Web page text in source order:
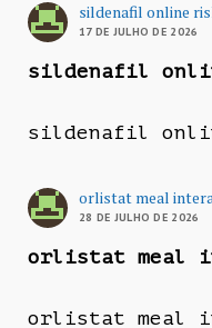
sildenafil online
17 DE JULHO DE 2026
sildenafil
sildenafil
orlistat meal
28 DE JULHO DE 2026
orlistat meal
orlistat meal